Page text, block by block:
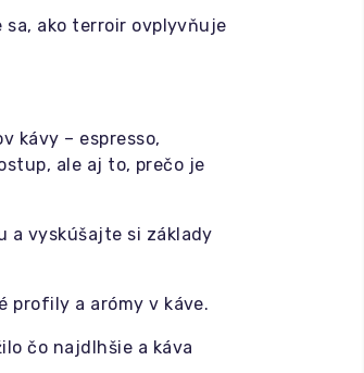
ako terroir ovplyvňuje
kávy – espresso,
ale aj to, prečo je
a vyskúšajte si základy
profily a arómy v káve.
čo najdlhšie a káva